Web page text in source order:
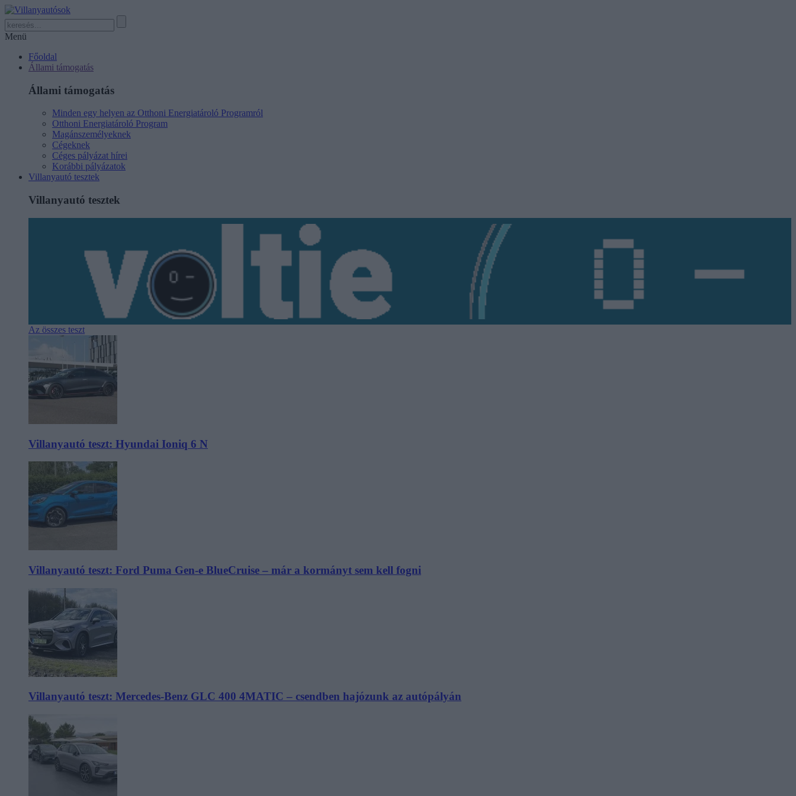
Menü
Főoldal
Állami támogatás
Állami támogatás
Minden egy helyen az Otthoni Energiatároló Programról
Otthoni Energiatároló Program
Magánszemélyeknek
Cégeknek
Céges pályázat hírei
Korábbi pályázatok
Villanyautó tesztek
Villanyautó tesztek
Az összes teszt
Villanyautó teszt: Hyundai Ioniq 6 N
Villanyautó teszt: Ford Puma Gen-e BlueCruise – már a kormányt sem kell fogni
Villanyautó teszt: Mercedes-Benz GLC 400 4MATIC – csendben hajózunk az autópályán